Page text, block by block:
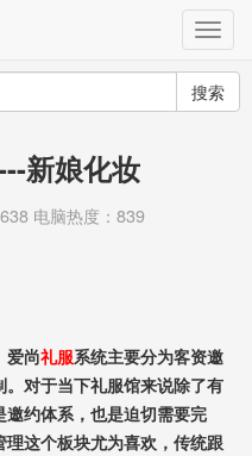
搜索
新娘化妆
电脑热度：839
爱尚礼服 系统主要分为客资邀
对于当下礼服馆来说除了有
约体系，也是迫切需要完
这个板块尤为喜欢，传统跟